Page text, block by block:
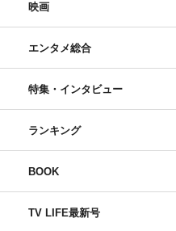
映画
エンタメ総合
特集・インタビュー
ランキング
BOOK
TV LIFE最新号